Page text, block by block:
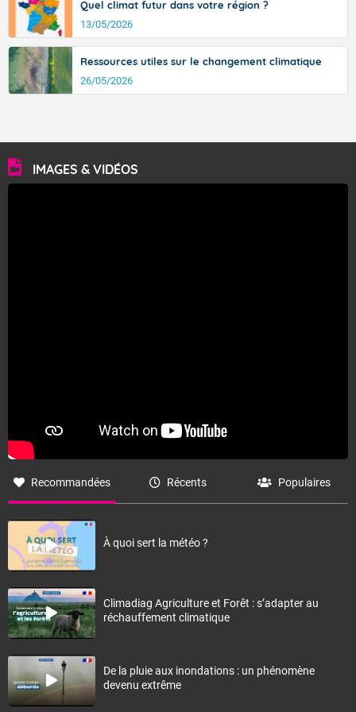
Quel climat futur dans votre région ?
13/05/2026
Ressources utiles sur le changement climatique
26/05/2026
IMAGES & VIDÉOS
Recommandées Récents Populaires
À quoi sert la météo ?
Climadiag Agriculture et Forêt : s’adapter au
réchauffement climatique
De la pluie aux inondations : un phénomène
devenu extrême